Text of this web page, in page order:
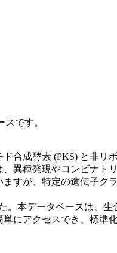
です。
合成酵素 (PKS) と非リ
異種発現やコンビナト
すが、特定の遺伝子ク
本データベースは、
にアクセスでき、標準